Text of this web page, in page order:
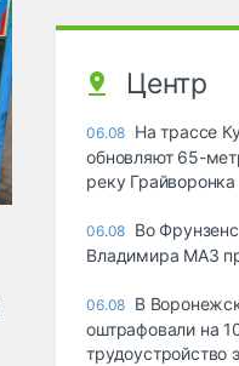
Центр
06.08 На трассе
обновляют 65-
реку Грайворонка
06.08 Во
Владимира МАЗ
06.08 В
оштрафовали на
трудоустройство